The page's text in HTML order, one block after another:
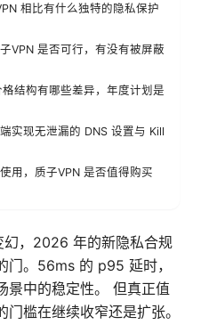
相比有什么独特的隐私保护
VPN 是否可行，有没有被屏蔽
结构有哪些差异，年度计划是
实现无泄漏的 DNS 设置与 Kill
用，质子VPN 是否值得购买
，2026 年的新隐私合规
门。56ms 的 p95 延时，
景中的稳定性。 但真正值
槛在继续收窄还是扩张。